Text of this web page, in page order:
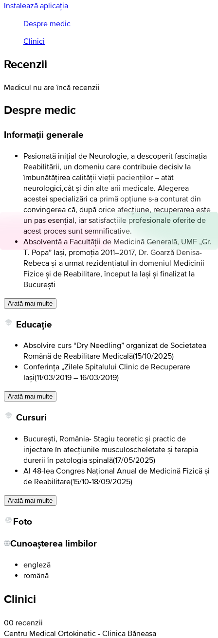
Instalează aplicația
Despre medic
Clinici
Recenzii
Medicul nu are încă recenzii
Despre medic
Informații generale
Pasionată inițial de Neurologie, a descoperit fascinația
Reabilitării, un domeniu care contribuie decisiv la
îmbunătățirea calității vieții pacienților – atât
neurologici,cât și din alte arii medicale. Alegerea
acestei specializări ca primă opțiune s-a conturat din
convingerea că, după orice afecțiune, recuperarea este
un pas esențial, iar satisfacțiile profesionale oferite de
acest proces sunt semnificative.
Absolventă a Facultății de Medicină Generală, UMF „Gr.
T. Popa” Iași, promoția 2011–2017, Dr. Goarză Denisa-
Rebeca și-a urmat rezidențiatul în domeniul Medicinii
Fizice și de Reabilitare, început la Iași și finalizat la
București
Arată mai multe
Educație
Absolvire curs “Dry Needling” organizat de Societatea
Română de Reabilitare Medicală(15/10/2025)
Conferința „Zilele Spitalului Clinic de Recuperare
Iași(11/03/2019 – 16/03/2019)
Arată mai multe
Cursuri
București, România- Stagiu teoretic și practic de
injectare în afecțiunile musculoscheletate și terapia
durerii în patologia spinală(17/05/2025)
Al 48-lea Congres Național Anual de Medicină Fizică și
de Reabilitare(15/10-18/09/2025)
Arată mai multe
Foto
Cunoașterea limbilor
engleză
română
Clinici
00 recenzii
Centru Medical Ortokinetic - Clinica Băneasa